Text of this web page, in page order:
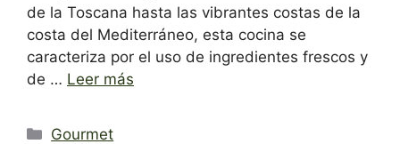
de la Toscana hasta las vibrantes costas de la
costa del Mediterráneo, esta cocina se
caracteriza por el uso de ingredientes frescos y
de … Leer más
Categorías
Gourmet